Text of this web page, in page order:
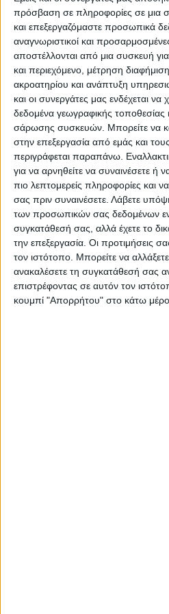
πρόσβαση σε πληροφορίες σε μια
και επεξεργαζόμαστε προσωπικά
αναγνωριστικοί και
αποστέλλονται από μια συσκευή για
και περιεχόμενο, μέτρηση
ακροατηρίου και ανάπτυξη
και οι συνεργάτες μας ενδέχεται
δεδομένα γεωγραφικής
σάρωσης συσκευών. Μπορείτε να
στην επεξεργασία από εμάς και
περιγράφεται παραπάνω.
για να αρνηθείτε να συναινέσετε
πιο λεπτομερείς πληροφορίες και
σας πριν συναινέσετε. Λάβετε
των προσωπικών σας δεδομένων
συγκατάθεσή σας, αλλά έχετε το
την επεξεργασία. Οι προτιμήσεις
τον ιστότοπο. Μπορείτε να
ανακαλέσετε τη συγκατάθεσή σας
επιστρέφοντας σε αυτόν τον
κουμπί "Απορρήτου" στο κάτω
έναν βαθύ, γεμάτο και
οποίος αποτελεί
ταυτότητας των σπορ
πεντακύλινδρο κινητήρα.
μεταβλητό έλεγχο των
σύστημα εξαγωγής
το ηχητικό φάσμα, ενώ η
διαχωριστικό του χώρου
ήχο να φτάνει πιο άμεσα